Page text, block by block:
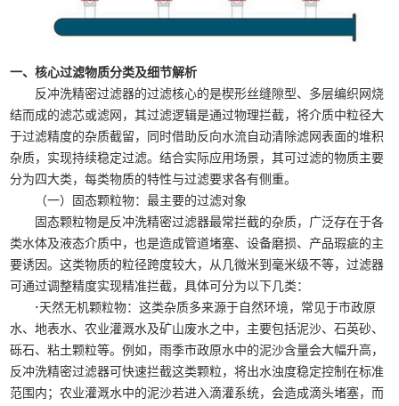
一、核心过滤物质分类及细节解析
反冲洗精密过滤器的过滤核心的是楔形丝缝隙型、多层编织网烧
结而成的滤芯或滤网，其过滤逻辑是通过物理拦截，将介质中粒径大
于过滤精度的杂质截留，同时借助反向水流自动清除滤网表面的堆积
杂质，实现持续稳定过滤。结合实际应用场景，其可过滤的物质主要
分为四大类，每类物质的特性与过滤要求各有侧重。
（一）固态颗粒物：最主要的过滤对象
固态颗粒物是反冲洗精密过滤器最常拦截的杂质，广泛存在于各
类水体及液态介质中，也是造成管道堵塞、设备磨损、产品瑕疵的主
要诱因。这类物质的粒径跨度较大，从几微米到毫米级不等，过滤器
可通过调整精度实现精准拦截，具体可分为以下几类：
·天然无机颗粒物：这类杂质多来源于自然环境，常见于市政原
水、地表水、农业灌溉水及矿山废水之中，主要包括泥沙、石英砂、
砾石、粘土颗粒等。例如，雨季市政原水中的泥沙含量会大幅升高，
反冲洗精密过滤器可快速拦截这类颗粒，将出水浊度稳定控制在标准
范围内；农业灌溉水中的泥沙若进入滴灌系统，会造成滴头堵塞，而